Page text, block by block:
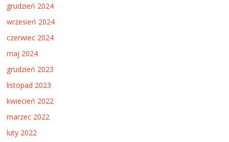
grudzień 2024
wrzesień 2024
czerwiec 2024
maj 2024
grudzień 2023
listopad 2023
kwiecień 2022
marzec 2022
luty 2022